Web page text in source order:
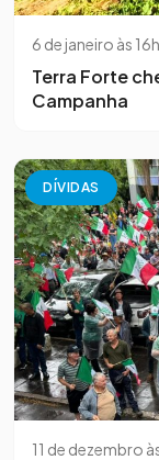
6 de janeiro às
Terra Forte
Campanha
DÍVIDAS
11 de dezembro